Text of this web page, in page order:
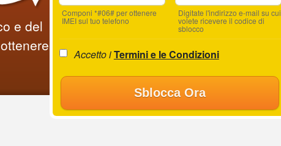
Componi *#06# per ottenere
IMEI sul tuo telefono
Digitate l'indirizzo e-mail su cui
volete ricevere il codice di
sblocco
Accetto iTermini e le Condizioni
Sblocca Ora
e del